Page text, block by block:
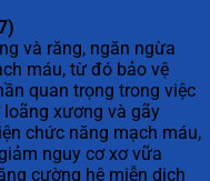
và răng, ngăn ngừa
máu, từ đó bảo vệ
quan trọng trong việc
xương và gãy
chức năng mạch máu,
nguy cơ xơ vữa
cường hệ miễn dịch